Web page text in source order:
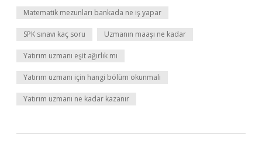
Matematik mezunları bankada ne iş yapar
SPK sınavı kaç soru Uzmanın maaşı ne kadar
Yatırım uzmanı eşit ağırlık mı
Yatırım uzmanı için hangi bölüm okunmalı
Yatırım uzmanı ne kadar kazanır